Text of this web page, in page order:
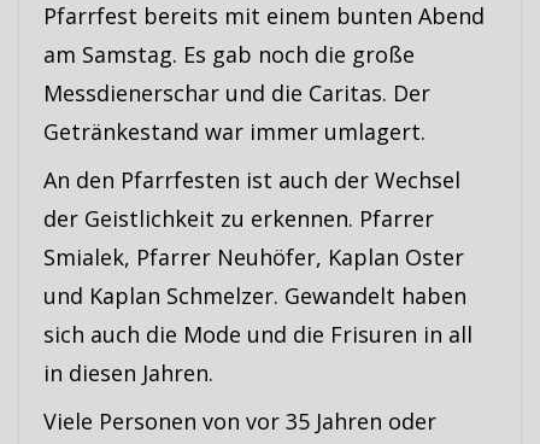
Pfarrfest bereits mit einem bunten Abend
am Samstag. Es gab noch die große
Messdienerschar und die Caritas. Der
Getränkestand war immer umlagert.
An den Pfarrfesten ist auch der Wechsel
der Geistlichkeit zu erkennen. Pfarrer
Smialek, Pfarrer Neuhöfer, Kaplan Oster
und Kaplan Schmelzer. Gewandelt haben
sich auch die Mode und die Frisuren in all
in diesen Jahren.
Viele Personen von vor 35 Jahren oder